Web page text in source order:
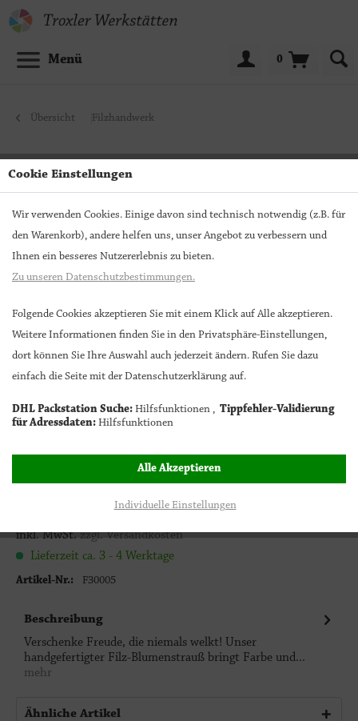
Menü 0
Übersicht Filzhandwerk
Filz Blumenstrauß bunt
1 In den Warenkorb
inkl. MwSt.zzgl. Versandkosten
Lieferzeit ca. 3 - 4 Werktage
Artikel-Nr.: F30005
Beschreibung
Verschenke Freude, die niemals welkt! Unser
handgefertigter Filz-Blumenstrauß bringt Farbe und...
mehr
Ähnliche Artikel
Cookie Einstellungen
Wir verwenden Cookies. Einige davon sind technisch notwendig (z.B. für
den Warenkorb), andere helfen uns, unser Angebot zu verbessern und
Ihnen ein besseres Nutzererlebnis zu bieten.
Zu unseren Datenschutzbestimmungen.
Folgende Cookies akzeptieren Sie mit einem Klick auf Alle akzeptieren.
Weitere Informationen finden Sie in den Privatsphäre-Einstellungen,
dort können Sie Ihre Auswahl auch jederzeit ändern. Rufen Sie dazu
einfach die Seite mit der Datenschutzerklärung auf.
DHL Packstation Suche: Hilfsfunktionen , Tippfehler-Validierung
für Adressdaten: Hilfsfunktionen
Individuelle Einstellungen
Alle Akzeptieren